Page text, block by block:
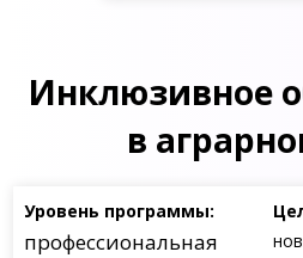
Инклюзивное
в
Уровень программы:
профессиональная